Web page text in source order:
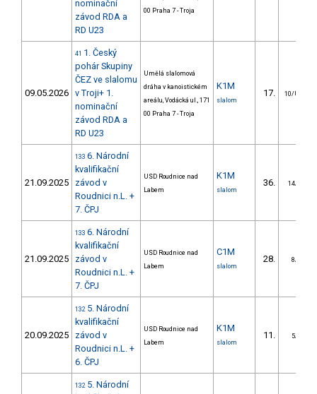
nominační
závod RDA a
RD U23
00 Praha 7 - Troja
09.05.2026
41 1. Český
pohár Skupiny
ČEZ ve slalomu
v Troji+ 1.
nominační
závod RDA a
RD U23
Umělá slalomová
dráha v kanoistickém
areálu, Vodácká ul., 171
00 Praha 7 - Troja
K1M
slalom
17. 10/U23
21.09.2025
133 6. Národní
kvalifikační
závod v
Roudnici n.L. +
7. ČPJ
USD Roudnice nad
Labem
K1M
slalom
36. 14/DS
21.09.2025
133 6. Národní
kvalifikační
závod v
Roudnici n.L. +
7. ČPJ
USD Roudnice nad
Labem
C1M
slalom
28. 8/DS
20.09.2025
132 5. Národní
kvalifikační
závod v
Roudnici n.L. +
6. ČPJ
USD Roudnice nad
Labem
K1M
slalom
11. 5/DS
132 5. Národní